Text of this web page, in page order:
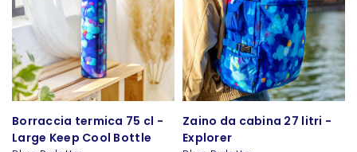
Borraccia termica 75 cl -
Large Keep Cool Bottle
Zaino da cabina 27 litri -
Explorer